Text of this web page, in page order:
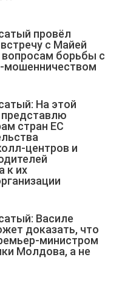
провёл
с Майей
вопросам борьбы с
мошенничеством
На этой
стран ЕС
центров и
к их
Василе
доказать, что
министром
Молдова, а не